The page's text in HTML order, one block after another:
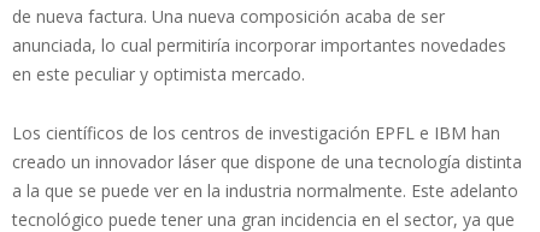
de nueva factura. Una nueva composición acaba de ser
anunciada, lo cual permitiría incorporar importantes novedades
en este peculiar y optimista mercado.
Los científicos de los centros de investigación EPFL e IBM han
creado un innovador láser que dispone de una tecnología distinta
a la que se puede ver en la industria normalmente. Este adelanto
tecnológico puede tener una gran incidencia en el sector, ya que